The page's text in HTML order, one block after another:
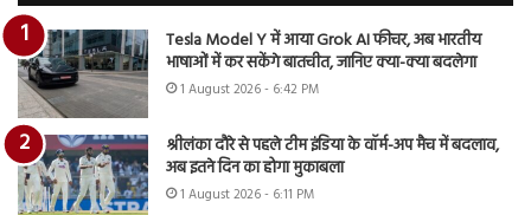
Tesla Model Y में आया Grok AI फीचर, अब भारतीय
भाषाओं में कर सकेंगे बातचीत, जानिए क्या-क्या बदलेगा
1 August 2026 - 6:42 PM
श्रीलंका दौरे से पहले टीम इंडिया के वॉर्म-अप मैच में बदलाव,
अब इतने दिन का होगा मुकाबला
1 August 2026 - 6:11 PM